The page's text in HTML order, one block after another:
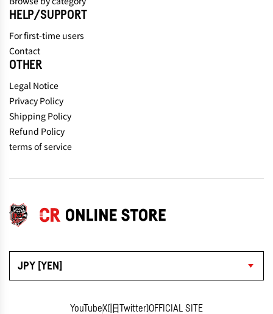
JPY [YEN]
YouTubeX(旧Twitter)OFFICIAL SITE
HELP/SUPPORT
For first-time users
Contact
OTHER
Legal Notice
Privacy Policy
Shipping Policy
Refund Policy
terms of service